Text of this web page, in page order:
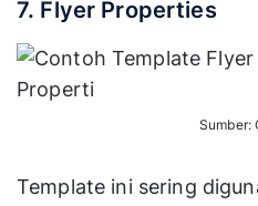
7. Flyer Properties
Sumber:
Template ini sering